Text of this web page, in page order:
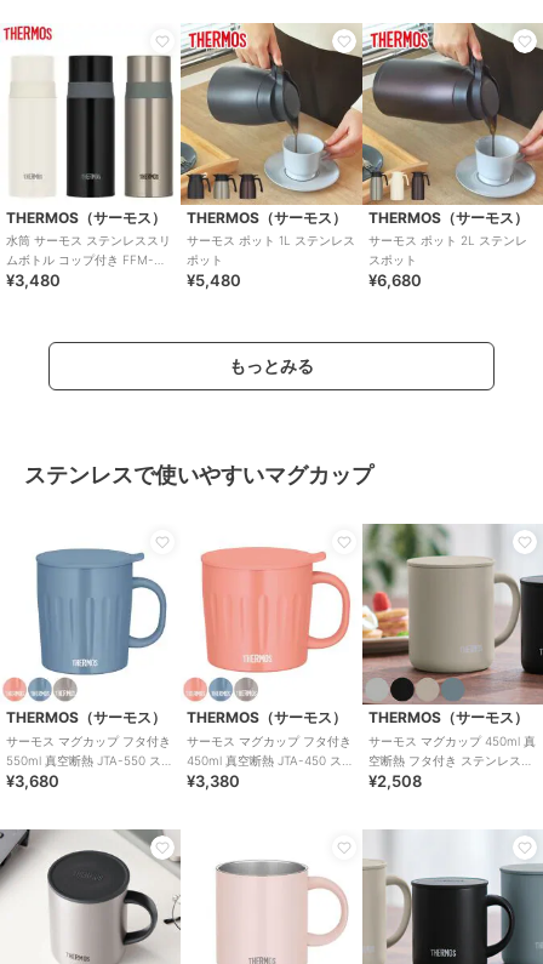
THERMOS（サーモス）
水筒 サーモス ステンレススリ
ムボトル コップ付き FFM-
352 350ml
¥3,480
THERMOS（サーモス）
サーモス ポット 1L ステンレス
ポット
¥5,480
THERMOS（サーモス）
サーモス ポット 2L ステンレ
スポット
¥6,680
もっとみる
ステンレスで使いやすいマグカップ
THERMOS（サーモス）
サーモス マグカップ フタ付き
550ml 真空断熱 JTA-550 ステ
ンレス
¥3,680
THERMOS（サーモス）
サーモス マグカップ フタ付き
450ml 真空断熱 JTA-450 ステ
ンレス
¥3,380
THERMOS（サーモス）
サーモス マグカップ 450ml 真
空断熱 フタ付き ステンレス
JDG-452
¥2,508